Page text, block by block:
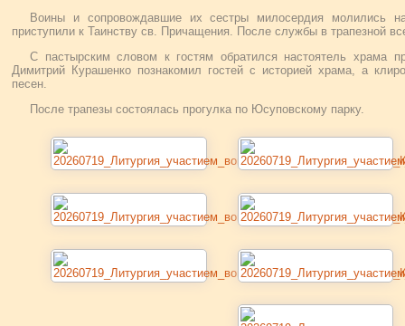
Воины и сопровождавшие их сестры милосердия молились
приступили к Таинству св. Причащения. После службы в трапезной
С пастырским словом к гостям обратился настоятель храма
Димитрий Курашенко познакомил гостей с историей храма, а
песен.
После трапезы состоялась прогулка по Юсуповскому парку.